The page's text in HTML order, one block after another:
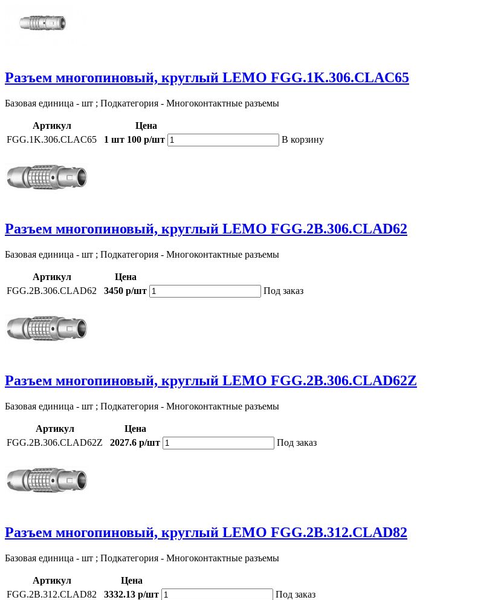
Разъем многопиновый, круглый LEMO FGG.1K.306.CLAC65
Базовая единица - шт ; Подкатегория - Многоконтактные разъемы
Артикул
Цена
FGG.1K.306.CLAC65
1 шт 100 р/шт В корзину
Разъем многопиновый, круглый LEMO FGG.2B.306.CLAD62
Базовая единица - шт ; Подкатегория - Многоконтактные разъемы
Артикул
Цена
FGG.2B.306.CLAD62
3450 р/шт Под заказ
Разъем многопиновый, круглый LEMO FGG.2B.306.CLAD62Z
Базовая единица - шт ; Подкатегория - Многоконтактные разъемы
Артикул
Цена
FGG.2B.306.CLAD62Z
2027.6 р/шт Под заказ
Разъем многопиновый, круглый LEMO FGG.2B.312.CLAD82
Базовая единица - шт ; Подкатегория - Многоконтактные разъемы
Артикул
Цена
FGG.2B.312.CLAD82
3332.13 р/шт Под заказ